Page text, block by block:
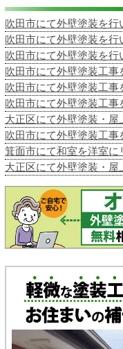
吹田市にて外壁塗装を行
吹田市にて外壁塗装を行
吹田市にて外壁塗装を行
吹田市にて外壁塗装工事
吹田市にて外壁塗装工事
吹田市にて外壁塗装工事
大正区にて外壁塗装・屋
吹田市にて外壁塗装工事
箕面市にて和室を洋室に
大正区にて外壁塗装・屋